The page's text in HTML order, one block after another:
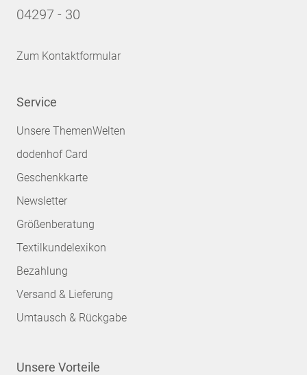
04297 - 30
Zum Kontaktformular
Service
Unsere ThemenWelten
dodenhof Card
Geschenkkarte
Newsletter
Größenberatung
Textilkundelexikon
Bezahlung
Versand & Lieferung
Umtausch & Rückgabe
Unsere Vorteile